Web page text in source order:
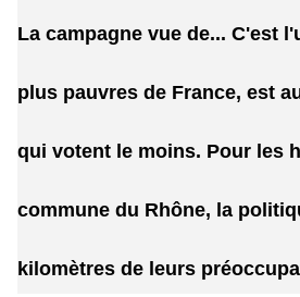
La campagne vue de... C'est
plus pauvres de France, est
qui votent le moins. Pour les
commune du Rhône, la
kilomètres de leurs